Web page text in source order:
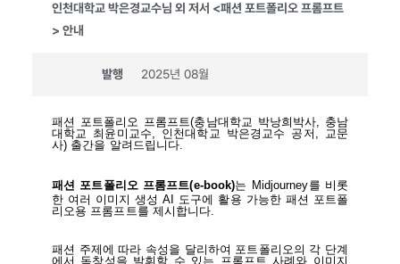
인천대학교 박은경교수님 외 저서 <패션 포트폴리오 프롬프트
> 안내
발행 2025년 08월
패션 포트폴리오 프롬프트(충남대학교 박낭희박사, 충남
대학교 최윤미교수, 인천대학교 박은경교수 공저, 교문
사) 출간을 알려드립니다.
패션 포트폴리오 프롬프트(e-book)는 Midjourney를 비롯
한 여러 이미지 생성 AI 도구에 활용 가능한 패션 포트폴
리오용 프롬프트를 제시합니다.
패션 주제에 따라 속성을 달리하여 포트폴리오의 각 단계
에서 독창성을 발휘할 수 있는 프롬프트 사례와 이미지